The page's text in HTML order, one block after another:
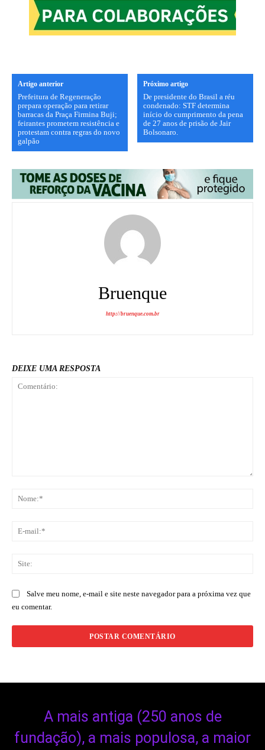
Artigo anterior
Prefeitura de Regeneração
prepara operação para retirar
barracas da Praça Firmina Buji;
feirantes prometem resistência e
protestam contra regras do novo
galpão
Próximo artigo
De presidente do Brasil a réu
condenado: STF determina
início do cumprimento da pena
de 27 anos de prisão de Jair
Bolsonaro.
Bruenque
http://bruenque.com.br
DEIXE UMA RESPOSTA
Salve meu nome, e-mail e site neste navegador para a próxima vez que
eu comentar.
A mais antiga (250 anos de
fundação), a mais populosa, a maior